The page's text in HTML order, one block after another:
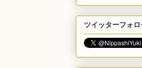
ツイッターフォ